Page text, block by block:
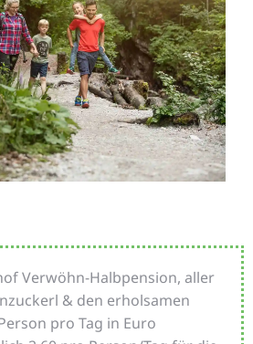
Verwöhn-Halbpension, aller
& den erholsamen
pro Tag in Euro